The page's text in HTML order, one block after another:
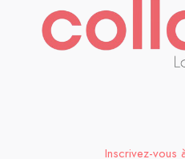
Inscrivez-vous